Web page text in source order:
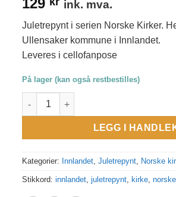
129 ink. mva.
Juletrepynt i serien Norske Kirker.
Ullensaker kommune i Innlandet.
Leveres i cellofanpose
På lager (kan også restbestilles)
Juletrepynt i serien Norske Kirker.
LEGG I
Kategorier: Innlandet Juletrepynt Norske
Stikkord: innlandet juletrepynt kirke